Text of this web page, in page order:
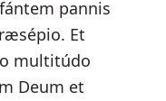
pannis
Et
multitúdo
Deum et